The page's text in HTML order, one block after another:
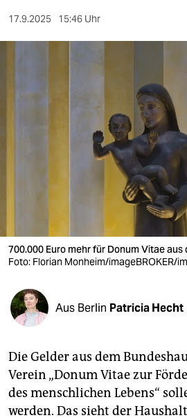
sport
verlag
veranstaltungen
fragen & hilfe
abo
epaper login
17.9.2025 15:46 Uhr
700.000 Euro mehr für Donum Vitae
Foto: Florian Monheim/imageBROKER/
Aus Berlin Patricia Hecht
Die Gelder aus dem
Verein „Donum Vitae zur
des menschlichen Lebens“
werden. Das sieht der